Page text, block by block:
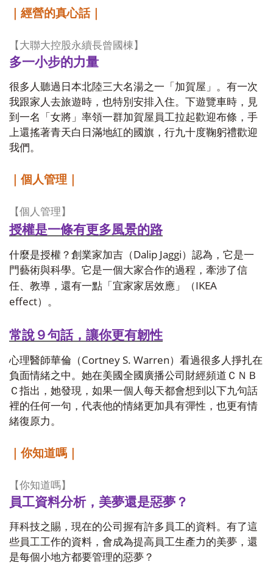
｜經營的真心話｜
【大聯大控股永續長曾國棟】
多一小步的力量
很多人聽過日本北陸三大名湯之一「加賀屋」。有一次
我跟家人去旅遊時，也特別安排入住。下遊覽車時，見
到一名「女將」率領一群加賀屋員工拉起歡迎布條，手
上還搖著青天白日滿地紅的國旗，行九十度鞠躬禮歡迎
我們。
｜個人管理｜
【個人管理】
授權是一條有更多風景的路
什麼是授權？創業家加吉（Dalip Jaggi）認為，它是一
門藝術與科學。它是一個大家合作的過程，牽涉了信
任、教導，還有一點「宜家家居效應」（IKEA
effect）。
常說９句話，讓你更有韌性
心理醫師華倫（Cortney S. Warren）看過很多人掙扎在
負面情緒之中。她在美國全國廣播公司財經頻道ＣＮＢ
Ｃ指出，她發現，如果一個人每天都會想到以下九句話
裡的任何一句，代表他的情緒更加具有彈性，也更有情
緒復原力。
｜你知道嗎｜
【你知道嗎】
員工資料分析，美夢還是惡夢？
拜科技之賜，現在的公司握有許多員工的資料。有了這
些員工工作的資料，會成為提高員工生產力的美夢，還
是每個小地方都要管理的惡夢？